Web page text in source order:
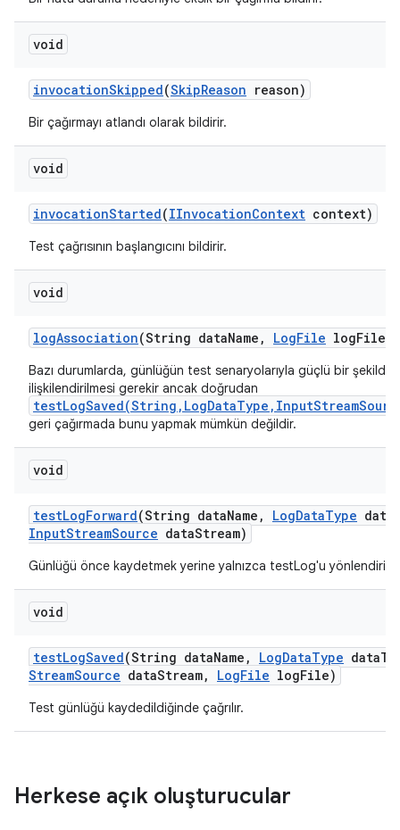
void
invocationSkipped(SkipReason reason)
Bir çağırmayı atlandı olarak bildirir.
void
invocationStarted(IInvocationContext context)
Test çağrısının başlangıcını bildirir.
void
logAssociation(String dataName , LogFile logFile)
Bazı durumlarda, günlüğün test senaryolarıyla güçlü bir şekilde
ilişkilendirilmesi gerekir ancak doğrudan
geri çağırmada bunu yapmak mümkün değildir.
void
testLogForward(String dataName , LogDataType data
InputStreamSource dataStream)
Günlüğü önce kaydetmek yerine yalnızca testLog'u yönlendirin.
void
testLogSaved(String dataName , LogDataType data
StreamSource dataStream, LogFile logFile)
Test günlüğü kaydedildiğinde çağrılır.
Herkese açık oluşturucular